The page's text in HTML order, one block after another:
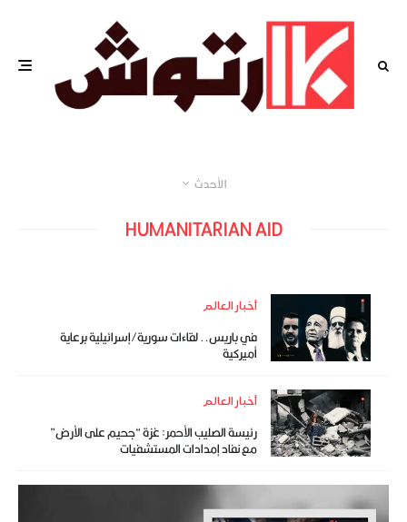
الأحدث
HUMANITARIAN AID
أخبار العالم
في باريس.. لقاءات سورية/إسرائيلية برعاية
أميركية
أخبار العالم
رئيسة الصليب الأحمر: غزة “جحيم على الأرض”
مع نفاد إمدادات المستشفيات